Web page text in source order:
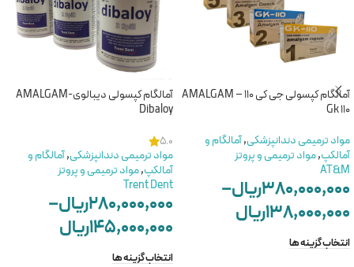
آمالگام کپسولی جی کی 110 – AMALGAM
Gk 110
مواد ترمیمی دندانپزشکی,آمالگام و
آمالکپ,مواد ترمیمی و پروتز
AT&M
۳۸۰,۰۰۰,۰۰۰ریال–
۱۳۸,۰۰۰,۰۰۰ریال
انتخاب گزینه ها
آمالگام کپسولی دیبالوی-AMALGAM
Dibaloy
5.0
مواد ترمیمی دندانپزشکی,آمالگام و
آمالکپ,مواد ترمیمی و پروتز
Trent Dent
۲۸۰,۰۰۰,۰۰۰ریال–
۱۴۵,۰۰۰,۰۰۰ریال
انتخاب گزینه ها